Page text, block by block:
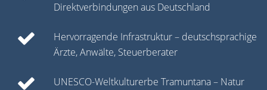
Direktverbindungen aus Deutschland
Hervorragende Infrastruktur – deutschsprachige
Ärzte, Anwälte, Steuerberater
UNESCO-Weltkulturerbe Tramuntana – Natur